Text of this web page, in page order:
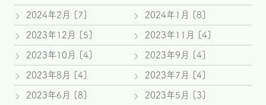
2024年2月 [7] 2024年1月 [8]
2023年12月 [5] 2023年11月 [4]
2023年10月 [4] 2023年9月 [4]
2023年8月 [4] 2023年7月 [4]
2023年6月 [8] 2023年5月 [3]